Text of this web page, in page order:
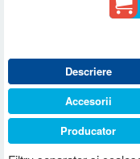
Descriere
Accesorii
Producator